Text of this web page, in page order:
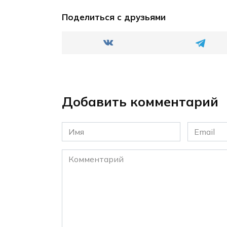
Поделиться с друзьями
Добавить комментарий
Имя
*
Email
*
Комментарий